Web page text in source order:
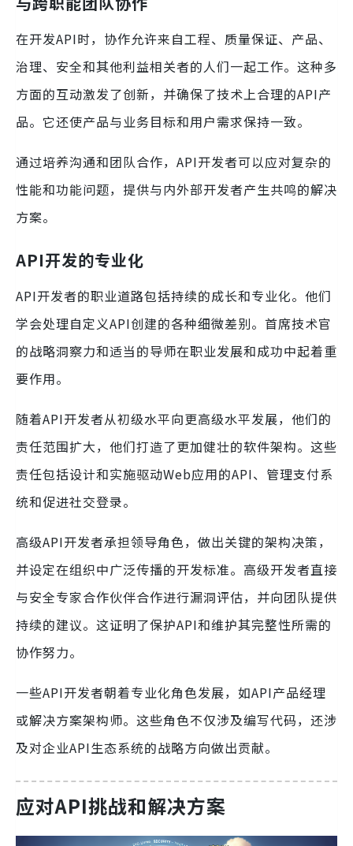
在开发API时，协作允许来自工程、质量保证、产品、
治理、安全和其他利益相关者的人们一起工作。这种多
方面的互动激发了创新，并确保了技术上合理的API产
品。它还使产品与业务目标和用户需求保持一致。
通过培养沟通和团队合作，API开发者可以应对复杂的
性能和功能问题，提供与内外部开发者产生共鸣的解决
方案。
API开发的专业化
API开发者的职业道路包括持续的成长和专业化。他们
学会处理自定义API创建的各种细微差别。首席技术官
的战略洞察力和适当的导师在职业发展和成功中起着重
要作用。
随着API开发者从初级水平向更高级水平发展，他们的
责任范围扩大，他们打造了更加健壮的软件架构。这些
责任包括设计和实施驱动Web应用的API、管理支付系
统和促进社交登录。
高级API开发者承担领导角色，做出关键的架构决策，
并设定在组织中广泛传播的开发标准。高级开发者直接
与安全专家合作伙伴合作进行漏洞评估，并向团队提供
持续的建议。这证明了保护API和维护其完整性所需的
协作努力。
一些API开发者朝着专业化角色发展，如API产品经理
或解决方案架构师。这些角色不仅涉及编写代码，还涉
及对企业API生态系统的战略方向做出贡献。
应对API挑战和解决方案